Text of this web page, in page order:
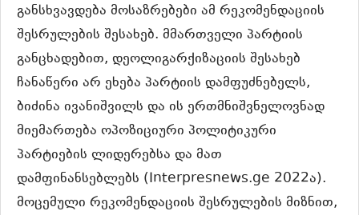
განსხვავდება მოსაზრებები ამ რეკომენდაციის
შესრულების შესახებ. მმართველი პარტიის
განცხადებით, დეოლიგარქიზაციის შესახებ
ჩანაწერი არ ეხება პარტიის დამფუძნებელს,
ბიძინა ივანიშვილს და ის ერთმნიშვნელოვნად
მიემართება ოპოზიციური პოლიტიკური
პარტიების ლიდერებსა და მათ
დამფინანსებლებს (Interpresnews.ge 2022ა).
მოცემული რეკომენდაციის შესრულების მიზნით,